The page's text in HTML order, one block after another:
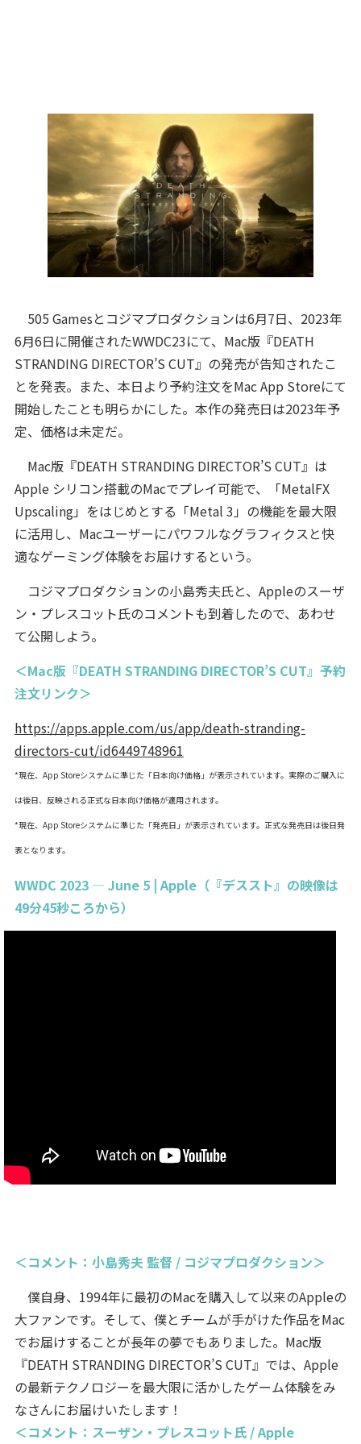
505 Gamesとコジマプロダクションは6月7日、2023年
6月6日に開催されたWWDC23にて、Mac版『DEATH
STRANDING DIRECTOR’S CUT』の発売が告知されたこ
とを発表。また、本日より予約注文をMac App Storeにて
開始したことも明らかにした。本作の発売日は2023年予
定、価格は未定だ。
Mac版『DEATH STRANDING DIRECTOR’S CUT』は
Apple シリコン搭載のMacでプレイ可能で、「MetalFX
Upscaling」をはじめとする「Metal 3」の機能を最大限
に活用し、Macユーザーにパワフルなグラフィクスと快
適なゲーミング体験をお届けするという。
コジマプロダクションの小島秀夫氏と、Appleのスーザ
ン・プレスコット氏のコメントも到着したので、あわせ
て公開しよう。
＜Mac版『DEATH STRANDING DIRECTOR’S CUT』予約
注文リンク＞
https://apps.apple.com/us/app/death-stranding-
directors-cut/id6449748961
*現在、App Storeシステムに準じた「日本向け価格」が表示されています。実際のご購入に
は後日、反映される正式な日本向け価格が適用されます。
*現在、App Storeシステムに準じた「発売日」が表示されています。正式な発売日は後日発
表となります。
WWDC 2023 — June 5 | Apple（『デススト』の映像は
49分45秒ころから）
＜コメント：小島秀夫 監督 / コジマプロダクション＞
僕自身、1994年に最初のMacを購入して以来のAppleの
大ファンです。そして、僕とチームが手がけた作品をMac
でお届けすることが長年の夢でもありました。Mac版
『DEATH STRANDING DIRECTOR’S CUT』では、Apple
の最新テクノロジーを最大限に活かしたゲーム体験をみ
なさんにお届けいたします！
＜コメント：スーザン・プレスコット氏 / Apple